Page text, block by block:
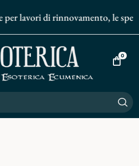
lavori di rinnovamento, le
Vai
0